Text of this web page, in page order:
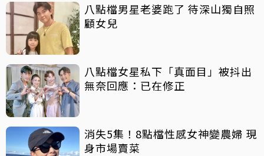
八點檔男星老婆跑了 待深山獨自照
顧女兒
八點檔女星私下「真面目」被抖出
無奈回應：已在修正
消失5集！8點檔性感女神變農婦 現
身市場賣菜